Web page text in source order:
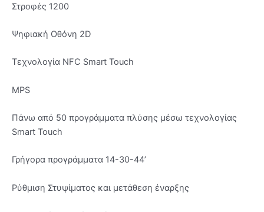
Στροφές 1200
Ψηφιακή Οθόνη 2D
Τεχνολογία NFC Smart Touch
MPS
Πάνω από 50 προγράμματα πλύσης μέσω τεχνολογίας
Smart Touch
Γρήγορα προγράμματα 14-30-44’
Ρύθμιση Στυψίματος και μετάθεση έναρξης